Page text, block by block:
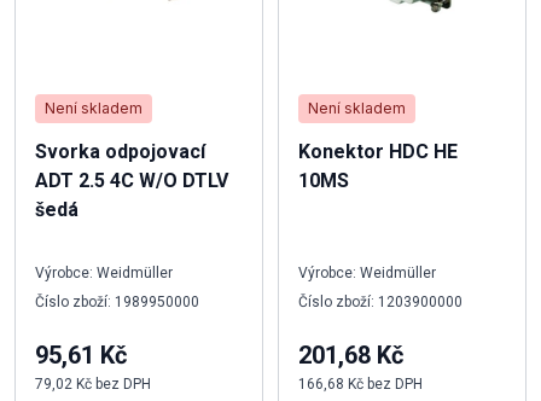
Není skladem
Svorka odpojovací
ADT 2.5 4C W/O DTLV
šedá
Výrobce: Weidmüller
Číslo zboží: 1989950000
95,61 Kč
79,02 Kč bez DPH
Není skladem
Konektor HDC HE
10MS
Výrobce: Weidmüller
Číslo zboží: 1203900000
201,68 Kč
166,68 Kč bez DPH